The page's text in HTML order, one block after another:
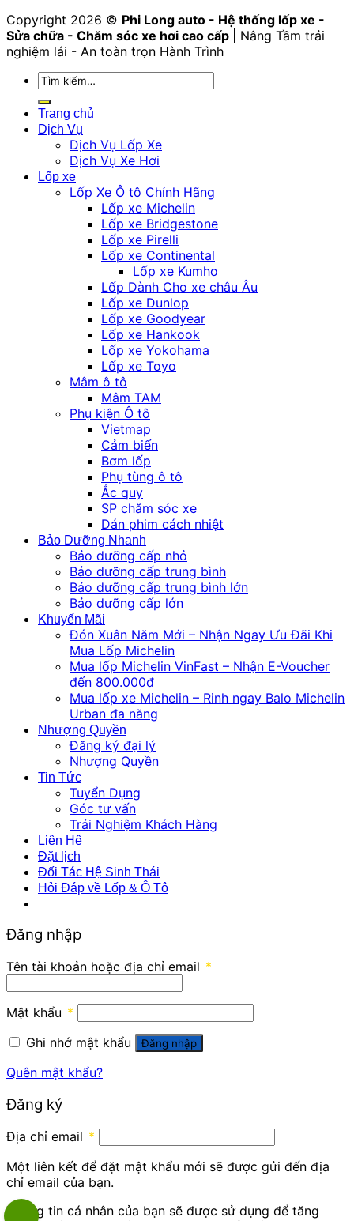
Copyright 2026 © Phi Long auto - Hệ thống lốp xe -
Sửa chữa - Chăm sóc xe hơi cao cấp
| Nâng Tầm trải
nghiệm lái - An toàn trọn Hành Trình
Tìm
kiếm:
Trang chủ
Dịch Vụ
Dịch Vụ Lốp Xe
Dịch Vụ Xe Hơi
Lốp xe
Lốp Xe Ô tô Chính Hãng
Lốp xe Michelin
Lốp xe Bridgestone
Lốp xe Pirelli
Lốp xe Continental
Lốp xe Kumho
Lốp Dành Cho xe châu Âu
Lốp xe Dunlop
Lốp xe Goodyear
Lốp xe Hankook
Lốp xe Yokohama
Lốp xe Toyo
Mâm ô tô
Mâm TAM
Phụ kiện Ô tô
Vietmap
Cảm biến
Bơm lốp
Phụ tùng ô tô
Ắc quy
SP chăm sóc xe
Dán phim cách nhiệt
Bảo Dưỡng Nhanh
Bảo dưỡng cấp nhỏ
Bảo dưỡng cấp trung bình
Bảo dưỡng cấp trung bình lớn
Bảo dưỡng cấp lớn
Khuyến Mãi
Đón Xuân Năm Mới – Nhận Ngay Ưu Đãi Khi
Mua Lốp Michelin
Mua lốp Michelin VinFast – Nhận E-Voucher
đến 800.000đ
Mua lốp xe Michelin – Rinh ngay Balo Michelin
Urban đa năng
Nhượng Quyền
Đăng ký đại lý
Nhượng Quyền
Tin Tức
Tuyển Dụng
Góc tư vấn
Trải Nghiệm Khách Hàng
Liên Hệ
Đặt lịch
Đối Tác Hệ Sinh Thái
Hỏi Đáp về Lốp & Ô Tô
Đăng nhập
Tên tài khoản hoặc địa chỉ email *
Mật khẩu *
Ghi nhớ mật khẩu
Đăng nhập
Quên mật khẩu?
Đăng ký
Địa chỉ email *
Một liên kết để đặt mật khẩu mới sẽ được gửi đến địa
chỉ email của bạn.
Thông tin cá nhân của bạn sẽ được sử dụng để tăng